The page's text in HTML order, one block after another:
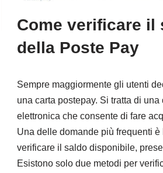
Come verificare il
della Poste Pay
Sempre maggiormente gli utenti
una carta postepay. Si tratta di una
elettronica che consente di fare
Una delle domande più frequenti è
verificare il saldo disponibile,
Esistono solo due metodi per